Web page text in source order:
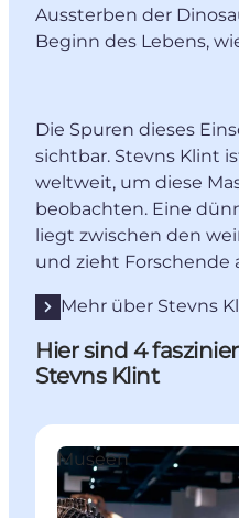
Aussterben der
Beginn des Lebens,
Die Spuren dieses
sichtbar. Stevns Klint
weltweit, um diese
beobachten. Eine
liegt zwischen den
und zieht Forschende
Mehr über Stevns
Hier sind 4
Stevns Klint
Stevns Klint
Museen